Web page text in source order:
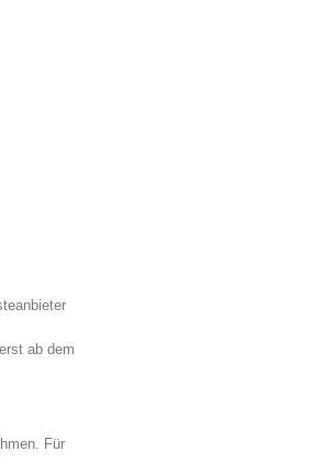
ab dem
Für